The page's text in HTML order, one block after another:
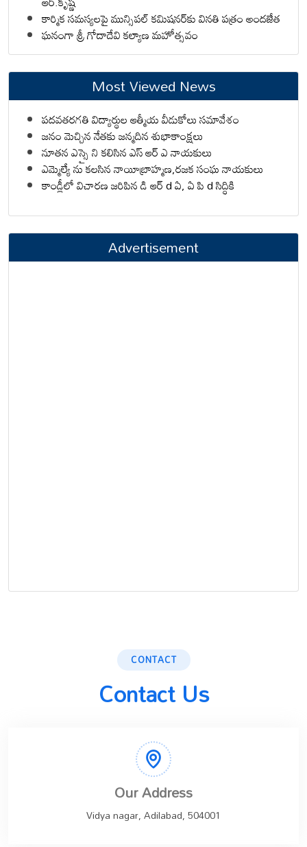
కార్మిక సమస్యలపై మున్సిపల్ కమిషనర్‌కు వినతి పత్రం అందజేత
ఘనంగా శ్రీ గోదాదేవి కల్యాణ మహోత్సవం
Most Viewed News
పదవతరగతి విద్యార్థుల ఆత్మీయ వీడుకోలు సమావేశం
జనం మెచ్చిన నేతకు జన్మదిన శుభాకాంక్షలు
నూతన ఎస్సై ని కలిసిన ఎస్ ఆర్ ఎ నాయకులు
ఎమ్మెల్యే ను కలసిన నాయీబ్రాహ్మణ,రజక సంఘ నాయకులు
కాండ్లీలో విచారణ జరిపిన డి ఆర్ d ఏ, ఏ పి d సిద్ధికి
Advertisement
CONTACT
Contact Us
Our Address
Vidya nagar, Adilabad, 504001